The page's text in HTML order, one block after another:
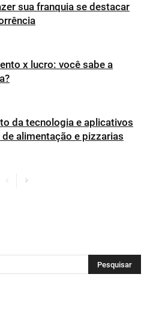
sua franquia se destacar
x lucro: você sabe a
da tecnologia e aplicativos
alimentação e pizzarias